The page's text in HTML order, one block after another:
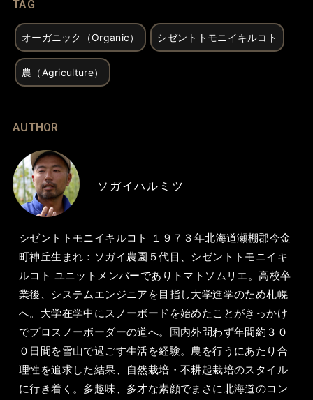
TAG
オーガニック（Organic） シゼントトモニイキルコト
農（Agriculture）
AUTHOR
ソガイハルミツ
シゼントトモニイキルコト １９７３年北海道瀬棚郡今金
町神丘生まれ：ソガイ農園５代目、シゼントトモニイキ
ルコト ユニットメンバーでありトマトソムリエ。高校卒
業後、システムエンジニアを目指し大学進学のため札幌
へ。大学在学中にスノーボードを始めたことがきっかけ
でプロスノーボーダーの道へ。国内外問わず年間約３０
０日間を雪山で過ごす生活を経験。農を行うにあたり合
理性を追求した結果、自然栽培・不耕起栽培のスタイル
に行き着く。多趣味、多才な素顔でまさに北海道のコン